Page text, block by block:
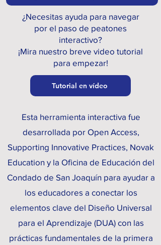
¿Necesitas ayuda para navegar
por el paso de peatones
interactivo?
¡Mira nuestro breve video tutorial
para empezar!
Tutorial en vídeo
Esta herramienta interactiva fue
desarrollada por Open Access,
Supporting Innovative Practices, Novak
Education y la Oficina de Educación del
Condado de San Joaquín para ayudar a
los educadores a conectar los
elementos clave del Diseño Universal
para el Aprendizaje (DUA) con las
prácticas fundamentales de la primera